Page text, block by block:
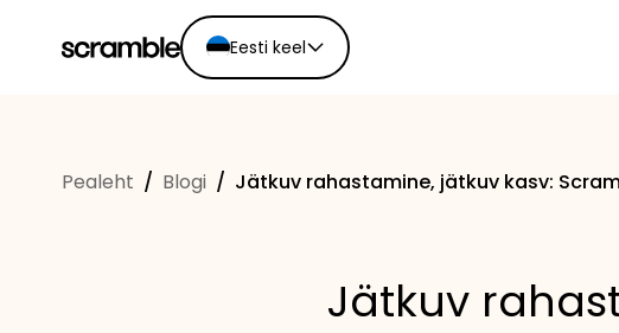
Eesti keel
Español
Pealeht / Blogi / Jätkuv rahastamine, jätkuv kasv:
Jätkuv